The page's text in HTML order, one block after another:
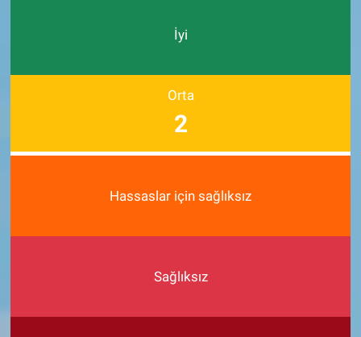
İyi
Orta
2
Hassaslar için sağlıksız
Sağlıksız